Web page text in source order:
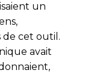
un
de cet outil.
avait